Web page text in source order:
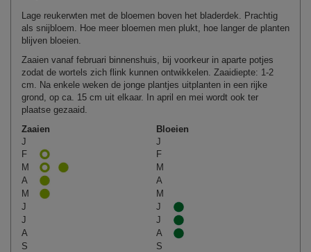
Lage reukerwten met de bloemen boven het bladerdek. Prachtig
als snijbloem. Hoe meer bloemen men plukt, hoe langer de planten
blijven bloeien.
Zaaien vanaf februari binnenshuis, bij voorkeur in aparte potjes
zodat de wortels zich flink kunnen ontwikkelen. Zaaidiepte: 1-2
cm. Na enkele weken de jonge plantjes uitplanten in een rijke
grond, op ca. 15 cm uit elkaar. In april en mei wordt ook ter
plaatse gezaaid.
Zaaien
Bloeien
J
J
F
F
M
M
A
A
M
M
J
J
J
J
A
A
S
S